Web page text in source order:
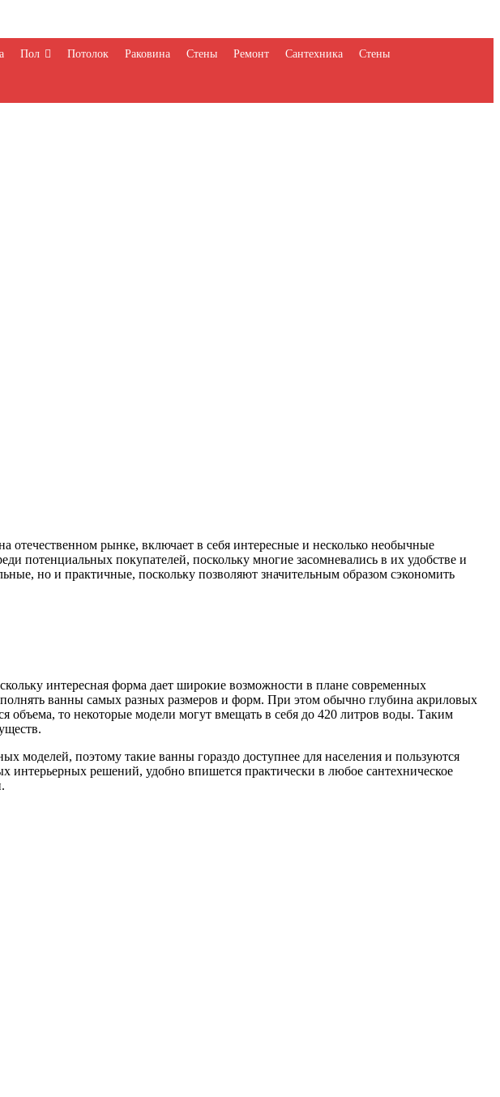
Пол Потолок Раковина Стены Ремонт Сантехника Стены
рынке, включает в себя интересные и несколько необычные
потенциальных покупателей, поскольку многие засомневались в их удобстве и
но и практичные, поскольку позволяют значительным образом сэкономить
интересная форма дает широкие возможности в плане современных
ванны самых разных размеров и форм. При этом обычно глубина акриловых
объема, то некоторые модели могут вмещать в себя до 420 литров воды. Таким
моделей, поэтому такие ванны гораздо доступнее для населения и пользуются
интерьерных решений, удобно впишется практически в любое сантехническое